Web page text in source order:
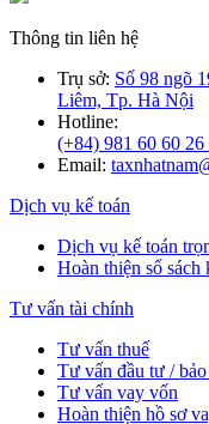
Thông tin liên hệ
Trụ sở: Số 98 ngõ
Liêm, Tp. Hà Nội
Hotline:
(+84) 981 60 60 26
Email:
Dịch vụ kế toán
Dịch vụ kế toán
Hoàn thiện sổ sách
Tư vấn tài chính
Tư vấn thuế
Tư vấn đầu tư /
Tư vấn vay vốn
Hoàn thiện hồ sơ